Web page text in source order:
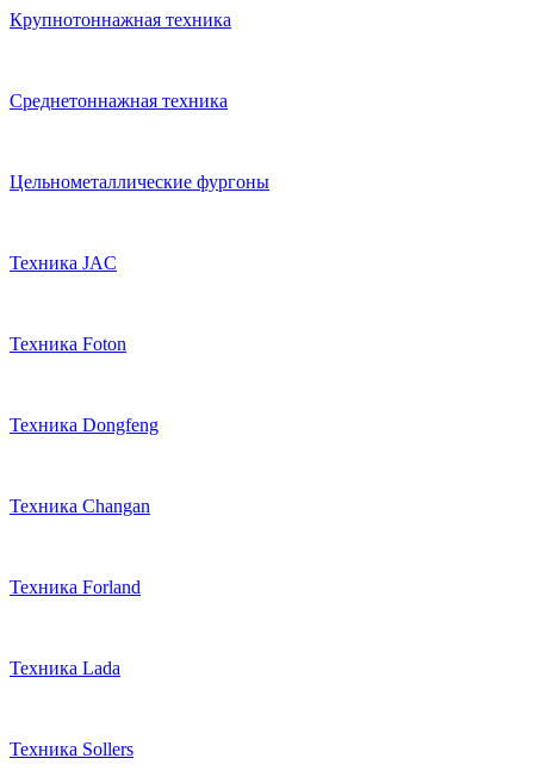
Крупнотоннажная техника
Среднетоннажная техника
Цельнометаллические фургоны
Техника JAC
Техника Foton
Техника Dongfeng
Техника Changan
Техника Forland
Техника Lada
Техника Sollers